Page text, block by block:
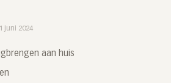
juni 2024
aan huis